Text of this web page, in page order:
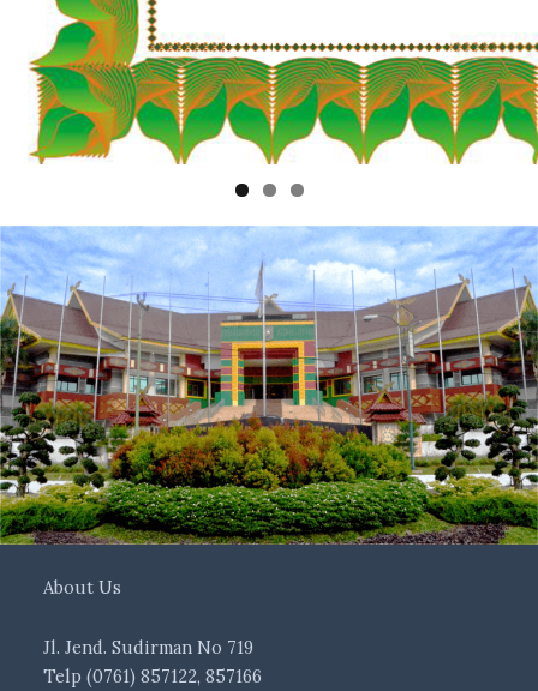
About Us
Jl. Jend. Sudirman No 719
Telp (0761) 857122, 857166